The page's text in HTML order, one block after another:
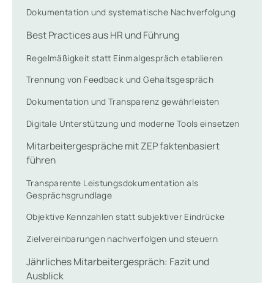
Dokumentation und systematische Nachverfolgung
Best Practices aus HR und Führung
Regelmäßigkeit statt Einmalgespräch etablieren
Trennung von Feedback und Gehaltsgespräch
Dokumentation und Transparenz gewährleisten
Digitale Unterstützung und moderne Tools einsetzen
Mitarbeitergespräche mit ZEP faktenbasiert
führen
Transparente Leistungsdokumentation als
Gesprächsgrundlage
Objektive Kennzahlen statt subjektiver Eindrücke
Zielvereinbarungen nachverfolgen und steuern
Jährliches Mitarbeitergespräch: Fazit und
Ausblick